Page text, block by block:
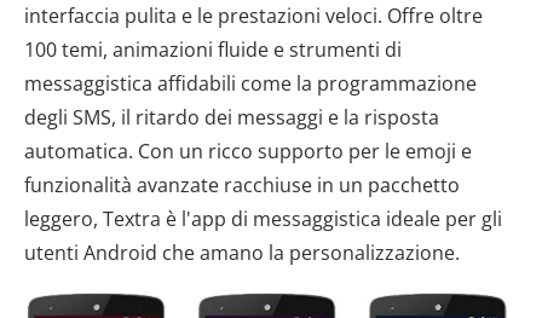
interfaccia pulita e le prestazioni veloci. Offre oltre
100 temi, animazioni fluide e strumenti di
messaggistica affidabili come la programmazione
degli SMS, il ritardo dei messaggi e la risposta
automatica. Con un ricco supporto per le emoji e
funzionalità avanzate racchiuse in un pacchetto
leggero, Textra è l'app di messaggistica ideale per gli
utenti Android che amano la personalizzazione.